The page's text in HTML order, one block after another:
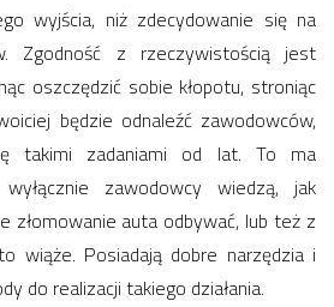
wyjścia, niż zdecydowanie się na
Zgodność z rzeczywistością jest
oszczędzić sobie kłopotu, stroniąc
będzie odnaleźć zawodowców,
takimi zadaniami od lat. To ma
zawodowcy wiedzą, jak
złomowanie auta odbywać, lub też z
wiąże. Posiadają dobre narzędzia i
do realizacji takiego działania.